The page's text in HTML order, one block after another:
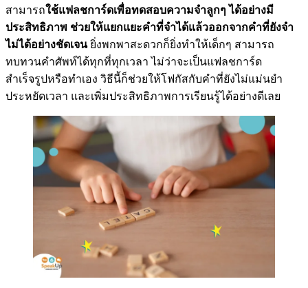
สามารถใช้แฟลชการ์ดเพื่อทดสอบความจำลูกๆ ได้อย่างมี
ประสิทธิภาพ ช่วยให้แยกแยะคำที่จำได้แล้วออกจากคำที่ยังจำ
ไม่ได้อย่างชัดเจนยิ่งพกพาสะดวกก็ยิ่งทำให้เด็กๆ สามารถ
ทบทวนคำศัพท์ได้ทุกที่ทุกเวลา ไม่ว่าจะเป็นแฟลชการ์ด
สำเร็จรูปหรือทำเอง วิธีนี้ก็ช่วยให้โฟกัสกับคำที่ยังไม่แม่นยำ
ประหยัดเวลา และเพิ่มประสิทธิภาพการเรียนรู้ได้อย่างดีเลย